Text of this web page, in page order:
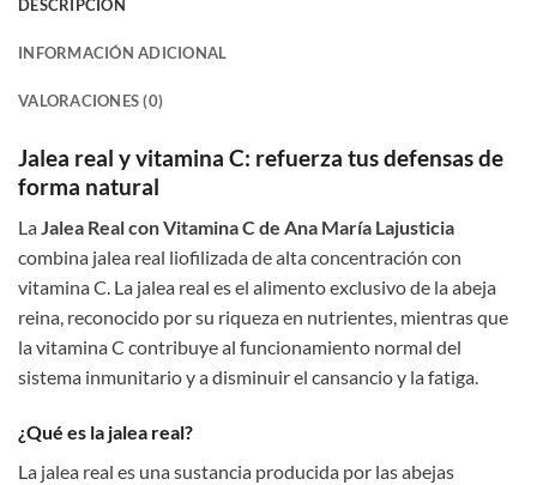
DESCRIPCIÓN
INFORMACIÓN ADICIONAL
VALORACIONES (0)
Jalea real y vitamina C: refuerza tus defensas de
forma natural
LaJalea Real con Vitamina C de Ana María Lajusticia
combina jalea real liofilizada de alta concentración con
vitamina C. La jalea real es el alimento exclusivo de la abeja
reina, reconocido por su riqueza en nutrientes, mientras que
la vitamina C contribuye al funcionamiento normal del
sistema inmunitario y a disminuir el cansancio y la fatiga.
¿Qué es la jalea real?
La jalea real es una sustancia producida por las abejas